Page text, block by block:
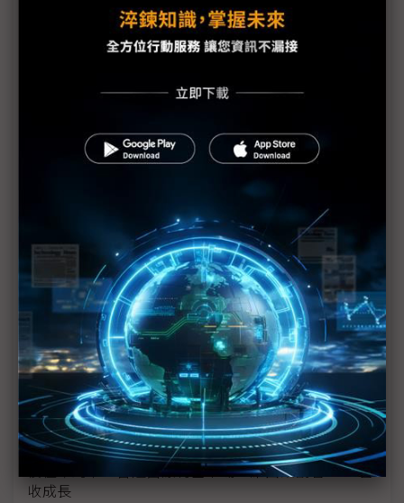
鴻海旗下車用晶片廠鴻軒擁歐系優勢 目標擴大當地
2026秀身手
直擊Embedded World台廠參展數之最 完整供應鏈
戰力攻邊緣AI商機
Microchip營運長剖析邊緣AI發展 應與「章魚」9個
大腦看齊
研華串聯晶片大廠 構築邊緣運算生態
十銓與威強電參展Embedded World 2026 記憶體
出貨動能3月重啟
積極布局軍工智造醫療利基市場 維田樂觀看2026營
收成長